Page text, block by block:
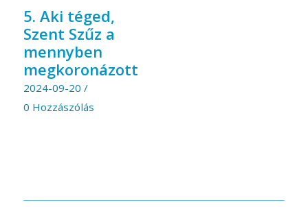
5. Aki téged,
Szent Szűz a
mennyben
megkoronázott
2024-09-20 /
0 Hozzászólás